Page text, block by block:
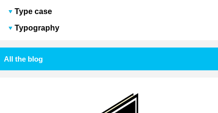
Type case
Typography
All the blog